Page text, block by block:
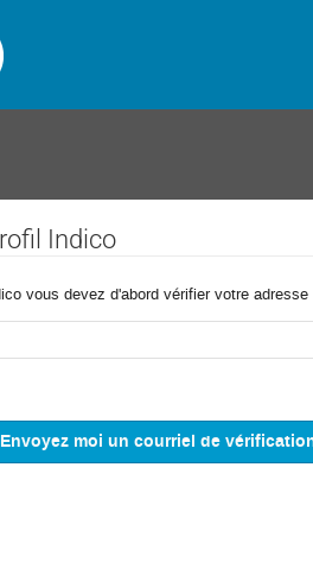
Indico
vous devez d'abord vérifier votre